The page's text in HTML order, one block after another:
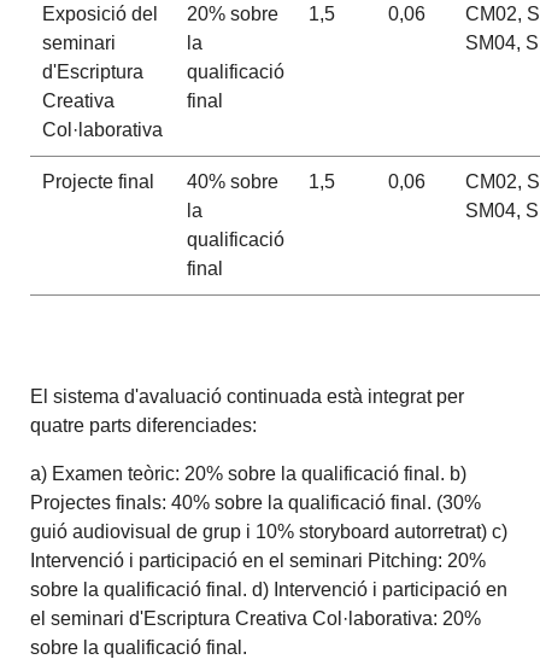
Exposició del
seminari
d'Escriptura
Creativa
Col·laborativa
20% sobre
la
qualificació
final
1,5 0,06
CM02,
SM04,
Projecte final
40% sobre
la
qualificació
final
1,5 0,06
CM02,
SM04,
El sistema d'avaluació continuada està integrat per
quatre parts diferenciades:
a) Examen teòric: 20% sobre la qualificació final. b)
Projectes finals: 40% sobre la qualificació final. (30%
guió audiovisual de grup i 10% storyboard autorretrat) c)
Intervenció i participació en el seminari Pitching: 20%
sobre la qualificació final. d) Intervenció i participació en
el seminari d'Escriptura Creativa Col·laborativa: 20%
sobre la qualificació final.